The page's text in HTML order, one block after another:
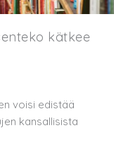
kätkee
voisi edistää
kansallisista